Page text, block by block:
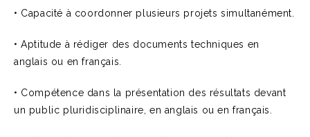
• Capacité à coordonner plusieurs projets simultanément.
• Aptitude à rédiger des documents techniques en
anglais ou en français.
• Compétence dans la présentation des résultats devant
un public pluridisciplinaire, en anglais ou en français.